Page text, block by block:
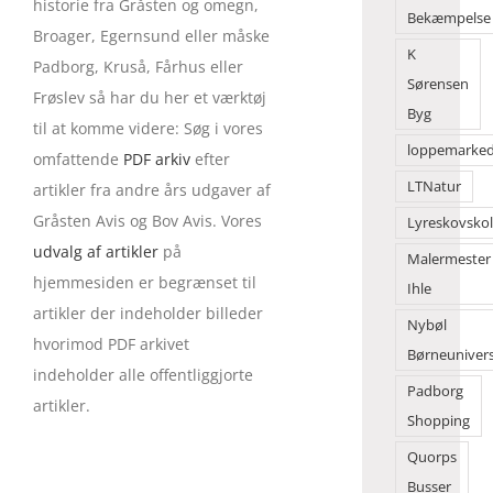
historie fra Gråsten og omegn,
Broager, Egernsund eller måske
Padborg, Kruså, Fårhus eller
Frøslev så har du her et værktøj
til at komme videre: Søg i vores
omfattende PDF arkiv efter
artikler fra andre års udgaver af
Gråsten Avis og Bov Avis. Vores
udvalg af artiklerpå
hjemmesiden er begrænset til
artikler der indeholder billeder
hvorimod PDF arkivet
indeholder alle offentliggjorte
artikler.
Bekæmpelse
K
Sørensen
Byg
LTNatur
Malermester
Ihle
Nybøl
Padborg
Shopping
Quorps
Busser